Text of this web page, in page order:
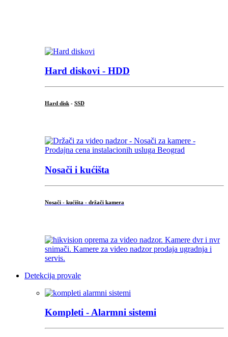
Hard diskovi - HDD
Hard disk - SSD
Nosači i kućišta
Nosači - kućišta - držači kamera
Detekcija provale
Kompleti - Alarmni sistemi